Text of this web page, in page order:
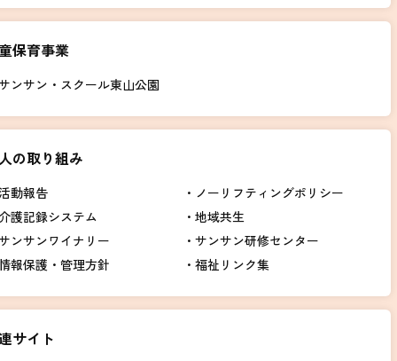
保育事業
ンサン・スクール東山公園
の取り組み
動報告
ノーリフティングポリシー
護記録システム
地域共生
ンサンワイナリー
サンサン研修センター
報保護・管理方針
福祉リンク集
サイト